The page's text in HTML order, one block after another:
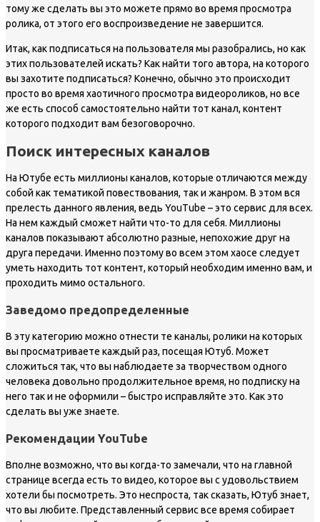
тому же сделать вы это можете прямо во время просмотра
ролика, от этого его воспроизведение не завершится.
Итак, как подписаться на пользователя мы разобрались, но как
этих пользователей искать? Как найти того автора, на которого
вы захотите подписаться? Конечно, обычно это происходит
просто во время хаотичного просмотра видеороликов, но все
же есть способ самостоятельно найти тот канал, контент
которого подходит вам безоговорочно.
Поиск интересных каналов
На Ютубе есть миллионы каналов, которые отличаются между
собой как тематикой повествования, так и жанром. В этом вся
прелесть данного явления, ведь YouTube – это сервис для всех.
На нем каждый сможет найти что-то для себя. Миллионы
каналов показывают абсолютно разные, непохожие друг на
друга передачи. Именно поэтому во всем этом хаосе следует
уметь находить тот контент, который необходим именно вам, и
проходить мимо остального.
Заведомо предопределенные
В эту категорию можно отнести те каналы, ролики на которых
вы просматриваете каждый раз, посещая Ютуб. Может
сложиться так, что вы наблюдаете за творчеством одного
человека довольно продолжительное время, но подписку на
него так и не оформили – быстро исправляйте это. Как это
сделать вы уже знаете.
Рекомендации YouTube
Вполне возможно, что вы когда-то замечали, что на главной
странице всегда есть то видео, которое вы с удовольствием
хотели бы посмотреть. Это неспроста, так сказать, Ютуб знает,
что вы любите. Представленный сервис все время собирает